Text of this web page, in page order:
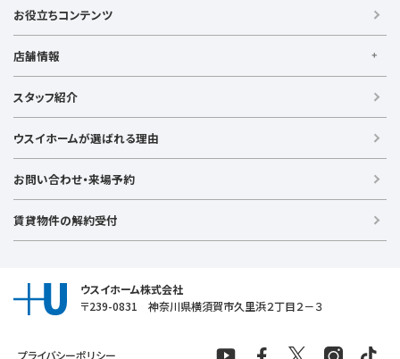
賃貸住宅
事業用賃貸
【買う】
新築戸建て
土地
投資物件
ラグジュアリー物件
【売る】
お役立ちコンテンツ
店舗情報
【横浜エリア】
金沢文庫店
上大岡店 戸塚店 新横浜店
港北ニュータウン店
【湘南エリア】
追浜店
衣笠店
横須賀中央店
スタッフ紹介
ウスイホームが選ばれる理由
お問い合わせ・来場予約
賃貸物件の解約受付
ウスイホーム株式会社
〒239-0831 神奈川県横須賀市久里浜２丁目２－３
プライバシーポリシー